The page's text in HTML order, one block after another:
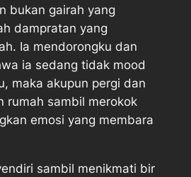
bukan gairah yang
dampratan yang
Ia mendorongku dan
ia sedang tidak mood
maka akupun pergi dan
rumah sambil merokok
emosi yang membara
sambil menikmati bir